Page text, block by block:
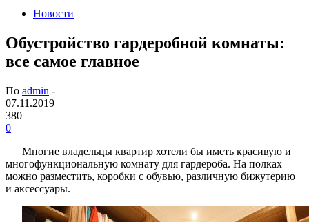
Новости
Обустройство гардеробной комнаты:
все самое главное
По admin -
07.11.2019
380
0
Многие владельцы квартир хотели бы иметь красивую и
многофункциональную комнату для гардероба. На полках
можно разместить, коробки с обувью, различную бижутерию
и аксессуары.